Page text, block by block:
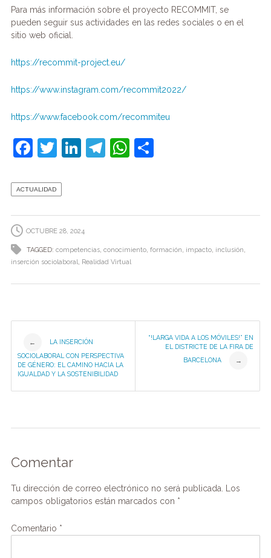
Para más información sobre el proyecto RECOMMIT, se
pueden seguir sus actividades en las redes sociales o en el
sitio web oficial.
https://recommit-project.eu/
https://www.instagram.com/recommit2022/
https://www.facebook.com/recommiteu
F
c
b
o
o
k
T
itt
Li
dI
n
T
m
W
p
p
tir
ACTUALIDAD
OCTUBRE 28, 2024
TAGGED: competencias, conocimiento, formación, impacto, inclusión,
inserción sociolaboral, Realidad Virtual
Post
navigation
←
LA INSERCIÓN
SOCIOLABORAL CON PERSPECTIVA
DE GÉNERO: EL CAMINO HACIA LA
IGUALDAD Y LA SOSTENIBILIDAD
“!LARGA VIDA A LOS MÓVILES!” EN
EL DISTRICTE DE LA FIRA DE
BARCELONA
→
Comentar
Tu dirección de correo electrónico no será publicada. Los
campos obligatorios están marcados con *
Comentario *